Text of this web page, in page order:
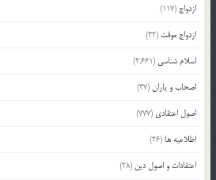
ازدواج (117)
ازدواج موقت (32)
اسلام شناسی (2,661)
اصحاب و یاران(37)
اصول اعتقادی (777)
اطلاعیه ها (26)
اعتقادات و اصول دین (28)